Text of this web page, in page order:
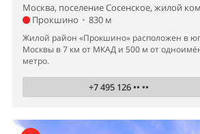
Москва, поселение Сосенское, жилой
Прокшино • 830 м
Жилой район «Прокшино» расположен в
Москвы в 7 км от МКАД и 500 м от
метро.
+7 495 126 •• ••